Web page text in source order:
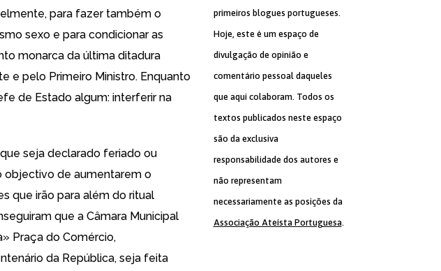
para fazer também o
sexo e para condicionar as
monarca da última ditadura
e pelo Primeiro Ministro. Enquanto
de Estado algum: interferir na
que seja declarado feriado ou
objectivo de aumentarem o
que irão para além do ritual
que a Câmara Municipal
Praça do Comércio,
da República, seja feita
primeiros blogues portugueses.
Hoje, este é um espaço de
divulgação de opinião e
comentário pessoal daqueles
que aqui colaboram. Todos os
textos publicados neste espaço
são da exclusiva
responsabilidade dos autores e
não representam
necessariamente as posições da
Associação Ateísta Portuguesa.